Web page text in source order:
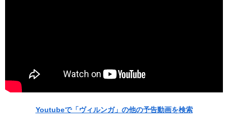
Youtubeで「ヴィルンガ」の他の予告動画を検索